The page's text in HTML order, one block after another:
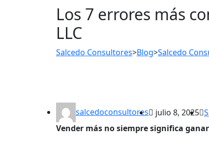
Los 7 errores más
LLC
Salcedo Consultores>Blog>Salcedo
salcedoconsultores julio 8, 2025
Vender más no siempre significa